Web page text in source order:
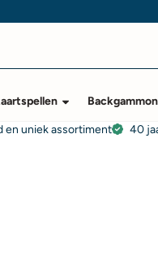
Backgammon
en uniek assortiment 40